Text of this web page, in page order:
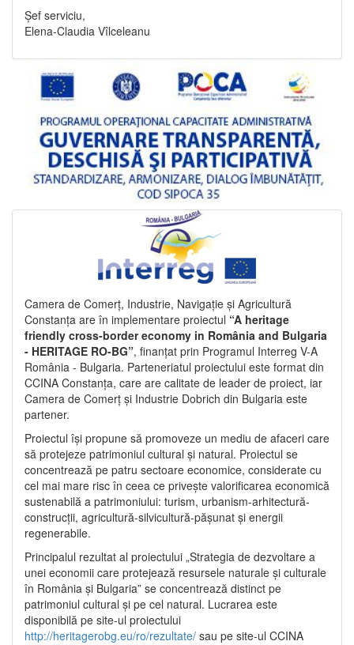
Șef serviciu,
Elena-Claudia Vîlceleanu
Camera de Comerț, Industrie, Navigație și Agricultură
Constanța are în implementare proiectul “A heritage
friendly cross-border economy in România and Bulgaria
- HERITAGE RO-BG”, finanțat prin Programul Interreg V-A
România - Bulgaria. Parteneriatul proiectului este format din
CCINA Constanța, care are calitate de leader de proiect, iar
Camera de Comerț și Industrie Dobrich din Bulgaria este
partener.
Proiectul își propune să promoveze un mediu de afaceri care
să protejeze patrimoniul cultural și natural. Proiectul se
concentrează pe patru sectoare economice, considerate cu
cel mai mare risc în ceea ce privește valorificarea economică
sustenabilă a patrimoniului: turism, urbanism-arhitectură-
construcții, agricultură-silvicultură-pășunat și energii
regenerabile.
Principalul rezultat al proiectului „Strategia de dezvoltare a
unei economii care protejează resursele naturale și culturale
în România și Bulgaria” se concentrează distinct pe
patrimoniul cultural și pe cel natural. Lucrarea este
disponibilă pe site-ul proiectului
http://heritagerobg.eu/ro/rezultate/ sau pe site-ul CCINA